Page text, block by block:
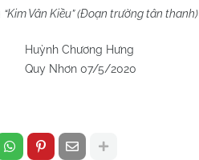
“Kim Vân Kiều” (Đoạn trường tân thanh)
Hưng
5/2020